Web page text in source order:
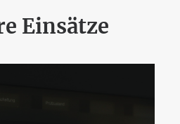
Einsätze